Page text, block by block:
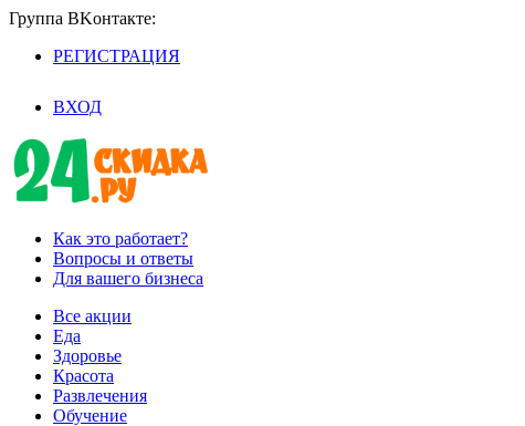
Группа BKoнтaктe:
РЕГИСТРАЦИЯ
ВХОД
Как это работает?
Вопросы и ответы
Для вашего бизнеса
Все акции
Еда
Здоровье
Красота
Развлечения
Обучение